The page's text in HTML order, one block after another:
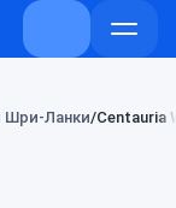
+7 (800) 707-
Шри-Ланки Centauria